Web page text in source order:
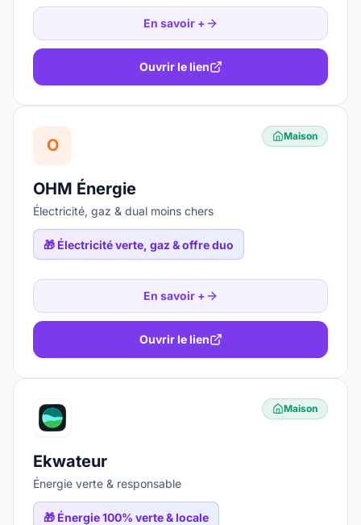
En savoir +
Ouvrir le lien
O Maison
OHM Énergie
Électricité, gaz & dual moins chers
🎁 Électricité verte, gaz & offre duo
En savoir +
Ouvrir le lien
Maison
Ekwateur
Énergie verte & responsable
🎁 Énergie 100% verte & locale